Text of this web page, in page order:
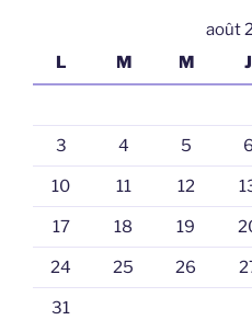
août
L
M M J
3 4 5 6
10 11 12
17 18 19
24 25 26
31